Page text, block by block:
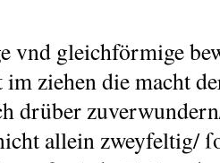
vnd gleichförmige
im ziehen die macht
drüber
allein zweyfeltig/